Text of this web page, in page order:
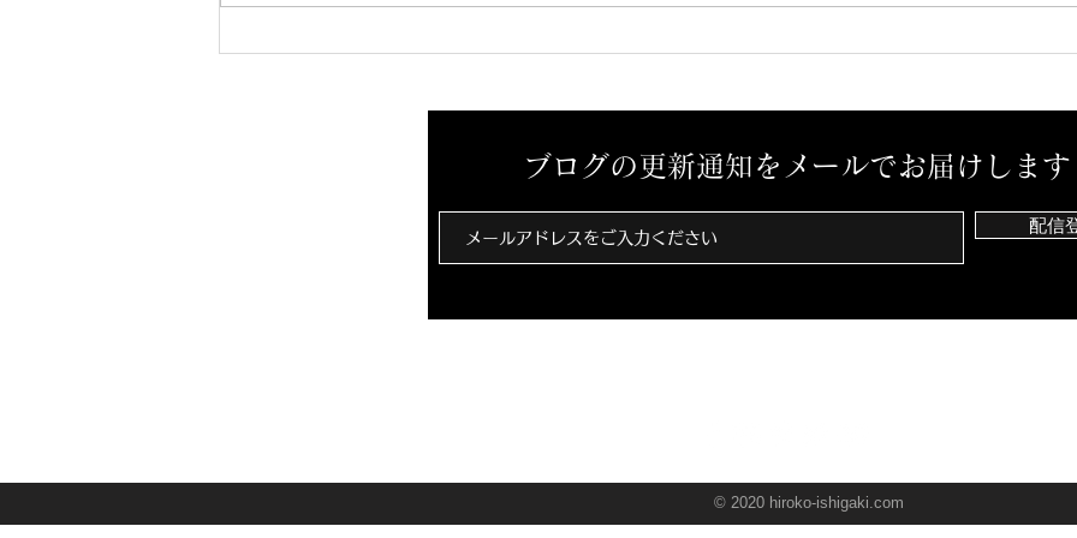
ブログの更新通知をメールでお届けします
配信
© 2020 hiroko-ishigaki.com